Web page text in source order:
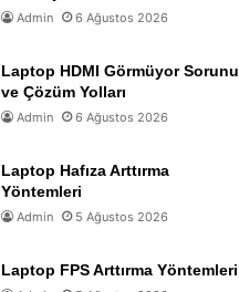
Admin 6 Ağustos 2026
Laptop HDMI Görmüyor Sorunu
ve Çözüm Yolları
Admin 6 Ağustos 2026
Laptop Hafıza Arttırma
Yöntemleri
Admin 5 Ağustos 2026
Laptop FPS Arttırma Yöntemleri